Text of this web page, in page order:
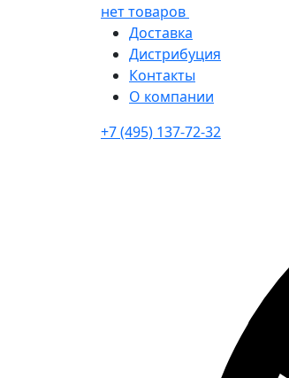
нет товаров
Доставка
Дистрибуция
Контакты
О компании
+7 (495) 137-72-32